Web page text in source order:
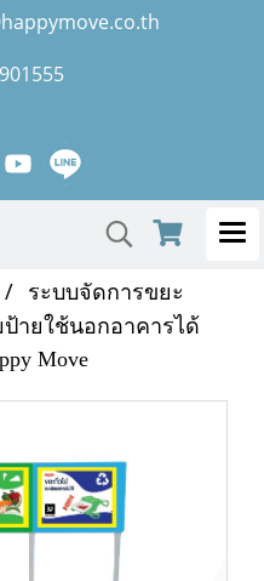
ระบบจัดการขยะ
ายใช้นอกอาคารได้
Move